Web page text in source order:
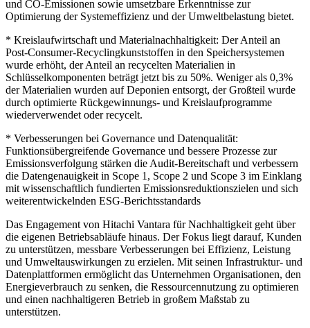
und CO-Emissionen sowie umsetzbare Erkenntnisse zur
Optimierung der Systemeffizienz und der Umweltbelastung bietet.
* Kreislaufwirtschaft und Materialnachhaltigkeit: Der Anteil an
Post-Consumer-Recyclingkunststoffen in den Speichersystemen
wurde erhöht, der Anteil an recycelten Materialien in
Schlüsselkomponenten beträgt jetzt bis zu 50%. Weniger als 0,3%
der Materialien wurden auf Deponien entsorgt, der Großteil wurde
durch optimierte Rückgewinnungs- und Kreislaufprogramme
wiederverwendet oder recycelt.
* Verbesserungen bei Governance und Datenqualität:
Funktionsübergreifende Governance und bessere Prozesse zur
Emissionsverfolgung stärken die Audit-Bereitschaft und verbessern
die Datengenauigkeit in Scope 1, Scope 2 und Scope 3 im Einklang
mit wissenschaftlich fundierten Emissionsreduktionszielen und sich
weiterentwickelnden ESG-Berichtsstandards
Das Engagement von Hitachi Vantara für Nachhaltigkeit geht über
die eigenen Betriebsabläufe hinaus. Der Fokus liegt darauf, Kunden
zu unterstützen, messbare Verbesserungen bei Effizienz, Leistung
und Umweltauswirkungen zu erzielen. Mit seinen Infrastruktur- und
Datenplattformen ermöglicht das Unternehmen Organisationen, den
Energieverbrauch zu senken, die Ressourcennutzung zu optimieren
und einen nachhaltigeren Betrieb in großem Maßstab zu
unterstützen.